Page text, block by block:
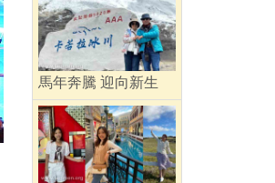
馬年奔騰 迎向新生